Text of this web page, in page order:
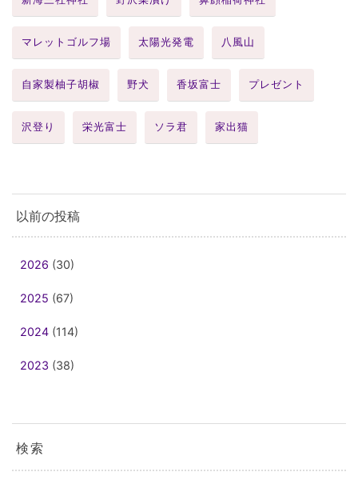
マレットゴルフ場 太陽光発電 八風山
自家製柚子胡椒 野犬 香坂富士 プレゼント
沢登り 栄光富士 ソラ君 家出猫
以前の投稿
2026 (30)
2025 (67)
2024 (114)
2023 (38)
検索